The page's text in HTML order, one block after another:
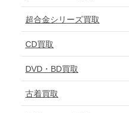
超合金シリーズ買取
CD買取
DVD・BD買取
古着買取